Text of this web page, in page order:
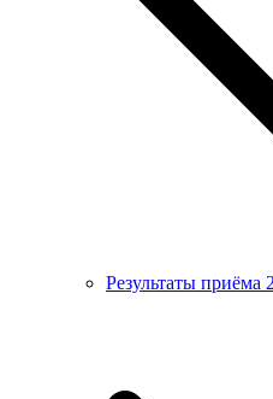
Результаты приёма